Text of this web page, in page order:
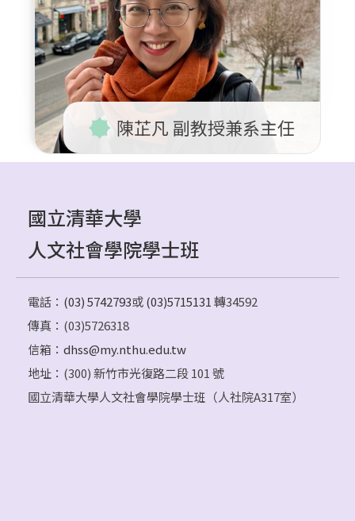
陳芷凡 副教授兼系主任
國立清華大學
人文社會學院學士班
電話： (03) 5742793或(03)5715131 轉34592
傳真：(03)5726318
信箱： dhss@my.nthu.edu.tw
地址：(300) 新竹市光復路二段 101 號
國立清華大學人文社會學院學士班（人社院A317室）